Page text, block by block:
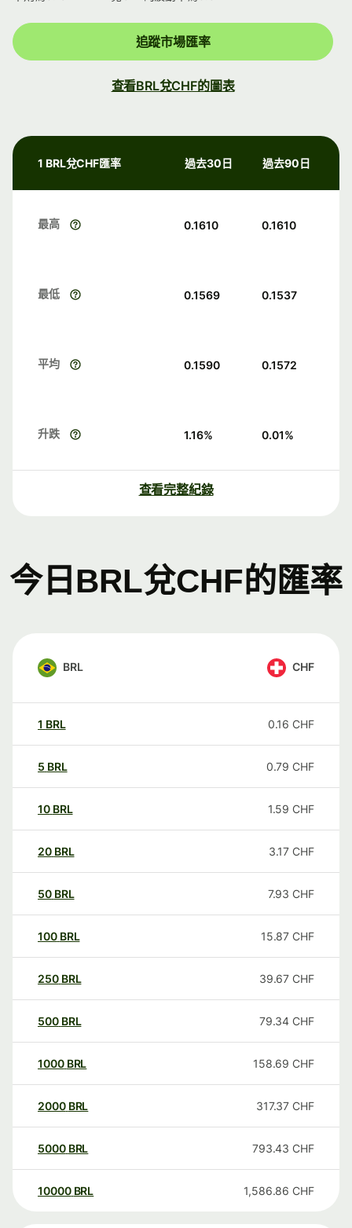
追蹤市場匯率
查看BRL兌CHF的圖表
1 BRL兌CHF匯率 過去30日 過去90日
最高 0.1610 0.1610
最低 0.1569 0.1537
平均 0.1590 0.1572
升跌 1.16% 0.01%
查看完整紀錄
今日BRL兌CHF的匯率
BRL CHF
1 BRL 0.16 CHF
5 BRL 0.79 CHF
10 BRL 1.59 CHF
20 BRL 3.17 CHF
50 BRL 7.93 CHF
100 BRL 15.87 CHF
250 BRL 39.67 CHF
500 BRL 79.34 CHF
1000 BRL 158.69 CHF
2000 BRL 317.37 CHF
5000 BRL 793.43 CHF
10000 BRL 1,586.86 CHF